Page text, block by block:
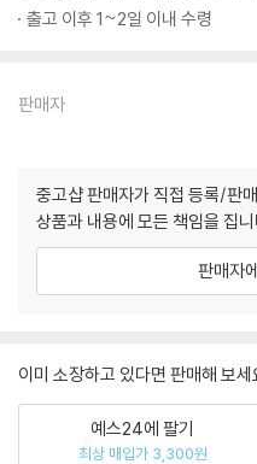
출고 이후 1~2일 이내 수령
판매자
중고샵 판매자가 직접 등록/판
상품과 내용에 모든 책임을 집니
판매자
이미 소장하고 있다면 판매해 보세
예스24에 팔기
최상 매입가 3,300원